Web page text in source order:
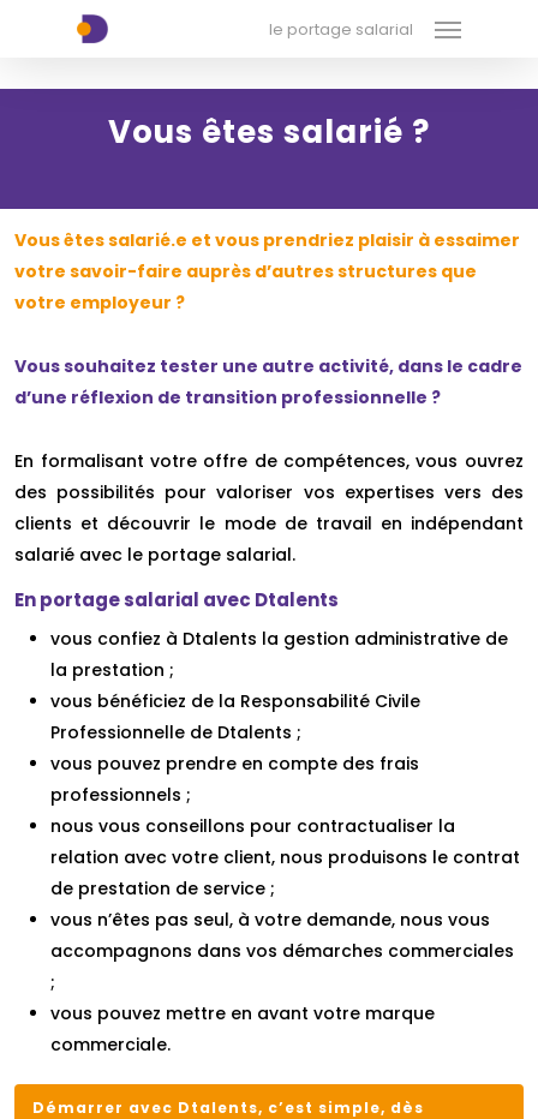
xx-xx-xx-xx
le portage salarial Menu
Vous êtes salarié ?
Vous êtes salarié.e et vous prendriez plaisir à essaimer
votre savoir-faire auprès d’autres structures que
votre employeur ?
Vous souhaitez tester une autre activité, dans le cadre
d’une réflexion de transition professionnelle ?
En formalisant votre offre de compétences, vous ouvrez
des possibilités pour valoriser vos expertises vers des
clients et découvrir le mode de travail en indépendant
salarié avec le portage salarial.
En portage salarial avec Dtalents
vous confiez à Dtalents la gestion administrative de
la prestation ;
vous bénéficiez de la Responsabilité Civile
Professionnelle de Dtalents ;
vous pouvez prendre en compte des frais
professionnels ;
nous vous conseillons pour contractualiser la
relation avec votre client, nous produisons le contrat
de prestation de service ;
vous n’êtes pas seul, à votre demande, nous vous
accompagnons dans vos démarches commerciales
;
vous pouvez mettre en avant votre marque
commerciale.
Démarrer avec Dtalents, c’est simple, dès